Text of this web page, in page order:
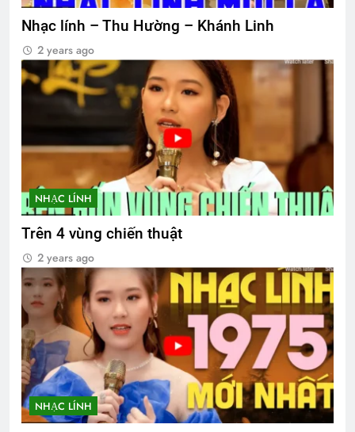
Nhạc lính – Thu Hường – Khánh Linh
2 years ago
NHẠC LÍNH
Trên 4 vùng chiến thuật
2 years ago
NHẠC LÍNH